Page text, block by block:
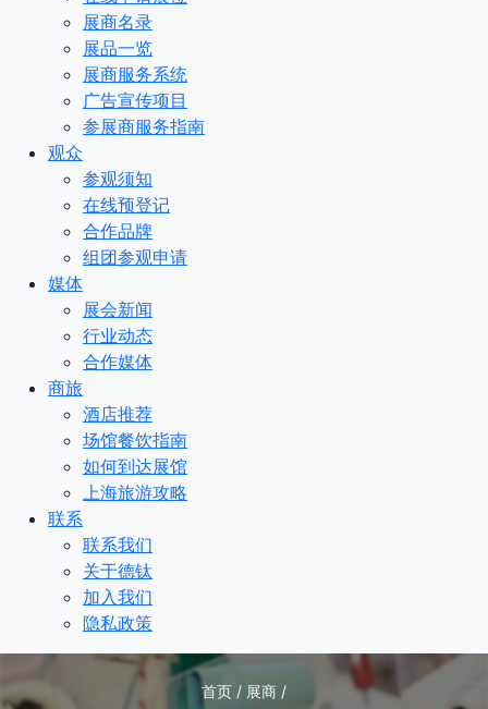
展商名录
展品一览
展商服务系统
广告宣传项目
参展商服务指南
观众
参观须知
在线预登记
合作品牌
组团参观申请
媒体
展会新闻
行业动态
合作媒体
商旅
酒店推荐
场馆餐饮指南
如何到达展馆
上海旅游攻略
联系
联系我们
关于德钛
加入我们
隐私政策
首页 / 展商 /